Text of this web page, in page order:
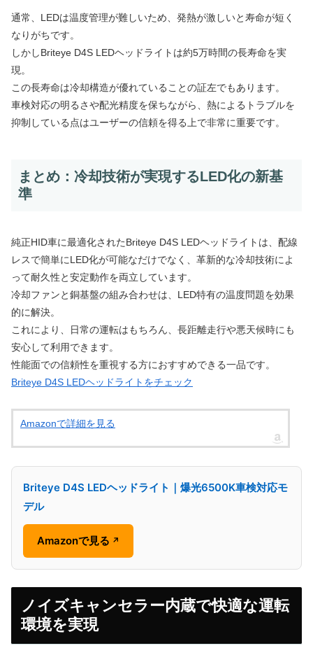
通常、LEDは温度管理が難しいため、発熱が激しいと寿命が短く
なりがちです。
しかしBriteye D4S LEDヘッドライトは約5万時間の長寿命を実
現。
この長寿命は冷却構造が優れていることの証左でもあります。
車検対応の明るさや配光精度を保ちながら、熱によるトラブルを
抑制している点はユーザーの信頼を得る上で非常に重要です。
まとめ：冷却技術が実現するLED化の新基
準
純正HID車に最適化されたBriteye D4S LEDヘッドライトは、配線
レスで簡単にLED化が可能なだけでなく、革新的な冷却技術によ
って耐久性と安定動作を両立しています。
冷却ファンと銅基盤の組み合わせは、LED特有の温度問題を効果
的に解決。
これにより、日常の運転はもちろん、長距離走行や悪天候時にも
安心して利用できます。
性能面での信頼性を重視する方におすすめできる一品です。
Briteye D4S LEDヘッドライトをチェック
Amazonで詳細を見る
Briteye D4S LEDヘッドライト｜爆光6500K車検対応モ
デル
Amazonで見る ↗
ノイズキャンセラー内蔵で快適な運転
環境を実現